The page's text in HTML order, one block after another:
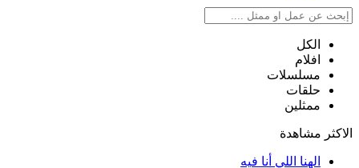
الكل
افلام
مسلسلات
حلقات
ممثلين
الاكثر مشاهدة
الهنا اللي أنا فيه